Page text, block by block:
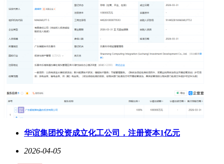
华谊集团投资成立化工公司，注册资本1亿元
2026-04-05